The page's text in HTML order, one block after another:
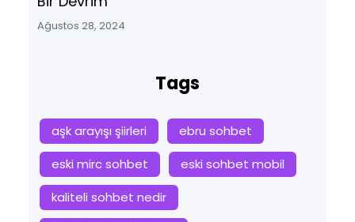
Ağustos 28, 2024
Tags
aşk arayışı şiirleri
ebru sohbet
eski mirc sohbet
eski sohbet mobil
kaliteli sohbet nedir